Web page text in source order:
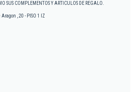
SUS COMPLEMENTOS Y ARTICULOS DE REGALO.
, 20 - PISO 1 IZ